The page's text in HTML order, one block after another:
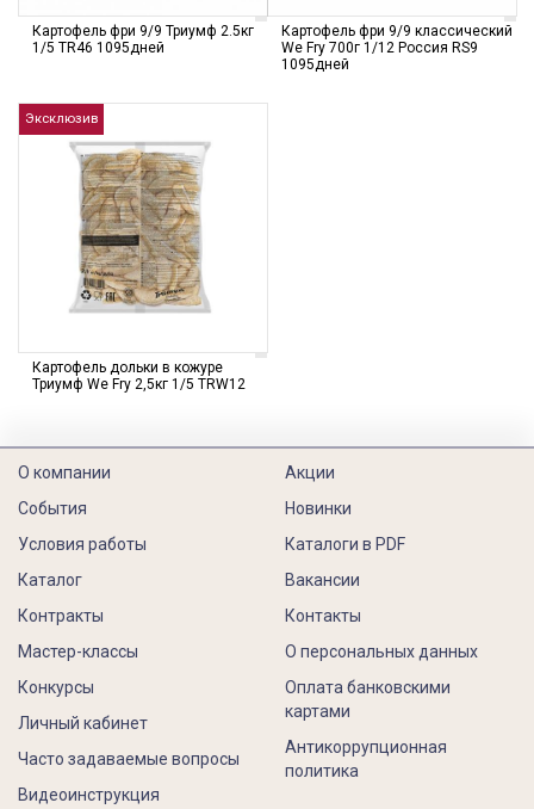
Картофель фри 9/9 Триумф 2.5кг
1/5 TR46 1095дней
Картофель фри 9/9 классический
We Fry 700г 1/12 Россия RS9
1095дней
Эксклюзив
Картофель дольки в кожуре
Триумф We Fry 2,5кг 1/5 TRW12
О компании
События
Условия работы
Каталог
Контракты
Акции
Новинки
Каталоги в PDF
Вакансии
Контакты
Мастер-классы
Конкурсы
Личный кабинет
Часто задаваемые вопросы
Видеоинструкция
О персональных данных
Оплата банковскими
картами
Антикоррупционная
политика